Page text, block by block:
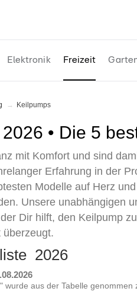
Elektronik Freizeit
Keilpumps
2026 • Die 5
mit Komfort und sind
Erfahrung in der
Modelle auf Herz
Unsere unabhängigen
Dir hilft, den Keilpump
überzeugt.
2026
wurde aus der Tabelle genommen